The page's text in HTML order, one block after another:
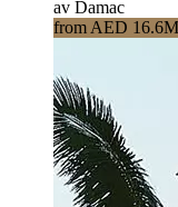
av Damac
from AED 16.6M